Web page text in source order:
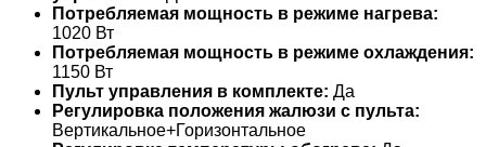
Потребляемая мощность в режиме нагрева:
1020 Вт
Потребляемая мощность в режиме охлаждения:
1150 Вт
Пульт управления в комплекте: Да
Регулировка положения жалюзи с пульта:
Вертикальное+Горизонтальное